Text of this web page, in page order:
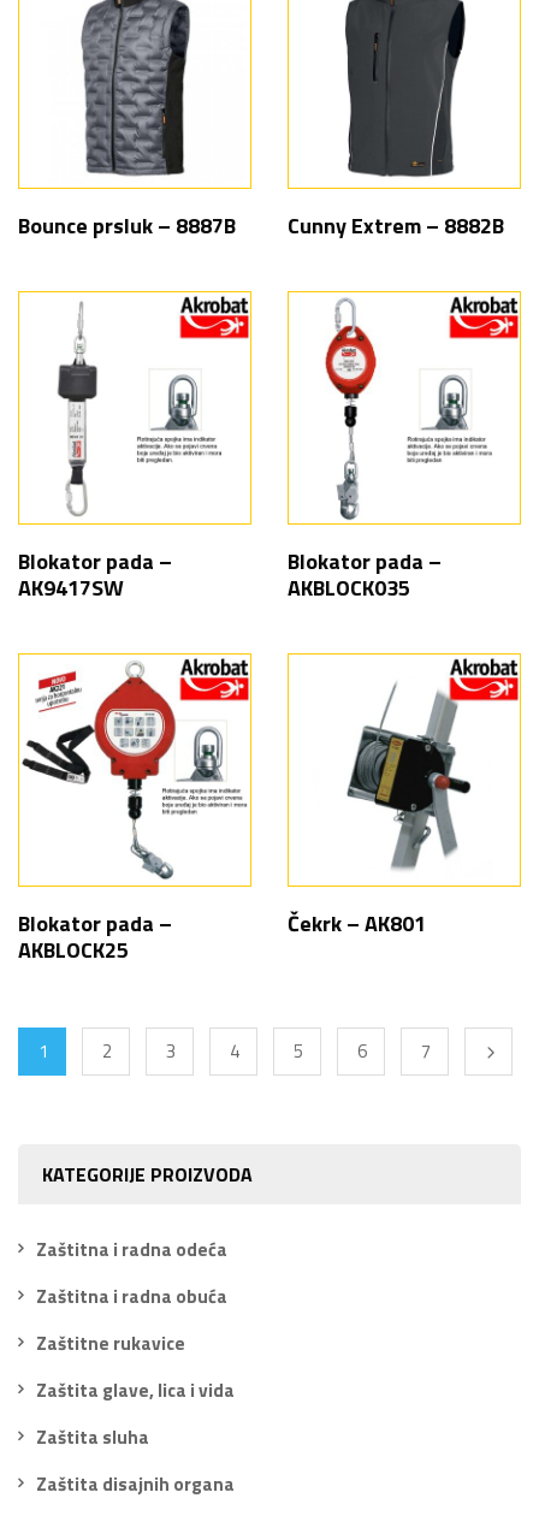
KATEGORIJE PROIZVODA
Zaštitna i radna odeća
Zaštitna i radna obuća
Zaštitne rukavice
Zaštita glave, lica i vida
Zaštita sluha
Zaštita disajnih organa
Bounce prsluk – 8887B Cunny Extrem – 8882B
Blokator pada –
AK9417SW
Blokator pada –
AKBLOCK035
Blokator pada –
AKBLOCK25
Čekrk – AK801
1 2 3 4 5 6 7